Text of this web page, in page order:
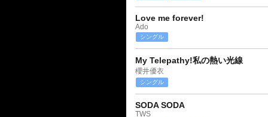
Love me forever!
Ado
シングル
My Telepathy!私の熱い光線
櫻井優衣
シングル
SODA SODA
TWS